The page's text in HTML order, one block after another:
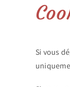
Si vous